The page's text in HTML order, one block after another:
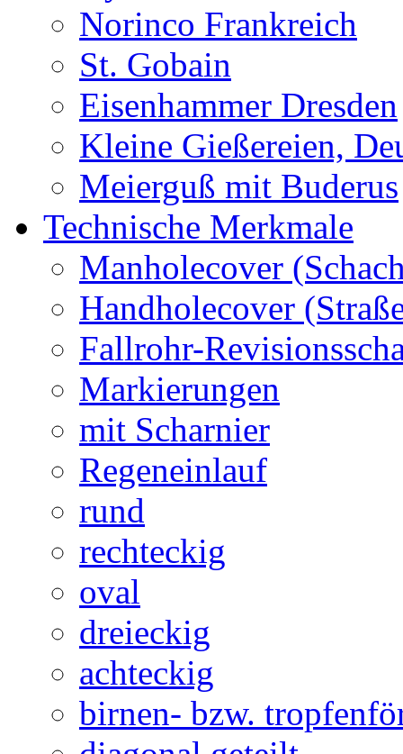
Norinco Frankreich
St. Gobain
Eisenhammer Dresden
Kleine Gießereien,
Meierguß mit Buderus
Technische Merkmale
Manholecover
Handholecover
Fallrohr-
Markierungen
mit Scharnier
Regeneinlauf
rund
rechteckig
oval
dreieckig
achteckig
birnen- bzw.